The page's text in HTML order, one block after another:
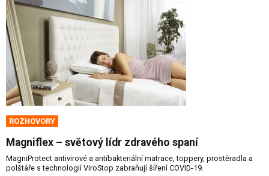
ROZHOVORY
Magniflex – světový lídr zdravého spaní
MagniProtect antivirové a antibakteriální matrace, toppery, prostěradla a
polštáře s technologií ViroStop zabraňují šíření COVID-19.